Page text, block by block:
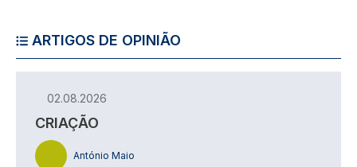
ARTIGOS DE OPINIÃO
02.08.2026
CRIAÇÃO
António Maio